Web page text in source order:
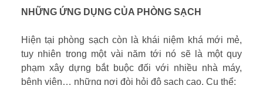
NHỮNG ỨNG DỤNG CỦA PHÒNG SẠCH
Hiện tại phòng sạch còn là khái niệm khá mới mẻ,
tuy nhiên trong một vài năm tới nó sẽ là một quy
phạm xây dựng bắt buộc đối với nhiều nhà máy,
bệnh viện… những nơi đòi hỏi độ sạch cao. Cụ thể: